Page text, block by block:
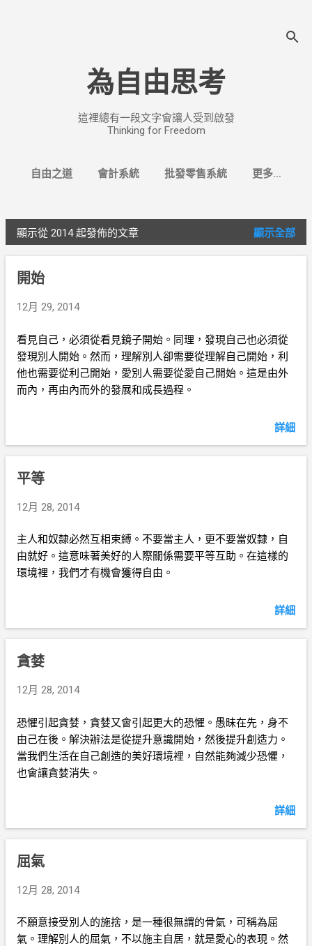
為自由思考
這裡總有一段文字會讓人受到啟發
Thinking for Freedom
自由之道 會計系統 批發零售系統 更多…
文
章
顯示從 2014 起發佈的文章 顯示全部
開始
12月 29, 2014
看見自己，必須從看見鏡子開始。同理，發現自己也必須從
發現別人開始。然而，理解別人卻需要從理解自己開始，利
他也需要從利己開始，愛別人需要從愛自己開始。這是由外
而內，再由內而外的發展和成長過程。
詳細
平等
12月 28, 2014
主人和奴隸必然互相束縛。不要當主人，更不要當奴隸，自
由就好。這意味著美好的人際關係需要平等互助。在這樣的
環境裡，我們才有機會獲得自由。
詳細
貪婪
12月 28, 2014
恐懼引起貪婪，貪婪又會引起更大的恐懼。愚昧在先，身不
由己在後。解決辦法是從提升意識開始，然後提升創造力。
當我們生活在自己創造的美好環境裡，自然能夠減少恐懼，
也會讓貪婪消失。
詳細
屈氣
12月 28, 2014
不願意接受別人的施捨，是一種很無謂的骨氣，可稱為屈
氣。理解別人的屈氣，不以施主自居，就是愛心的表現。然